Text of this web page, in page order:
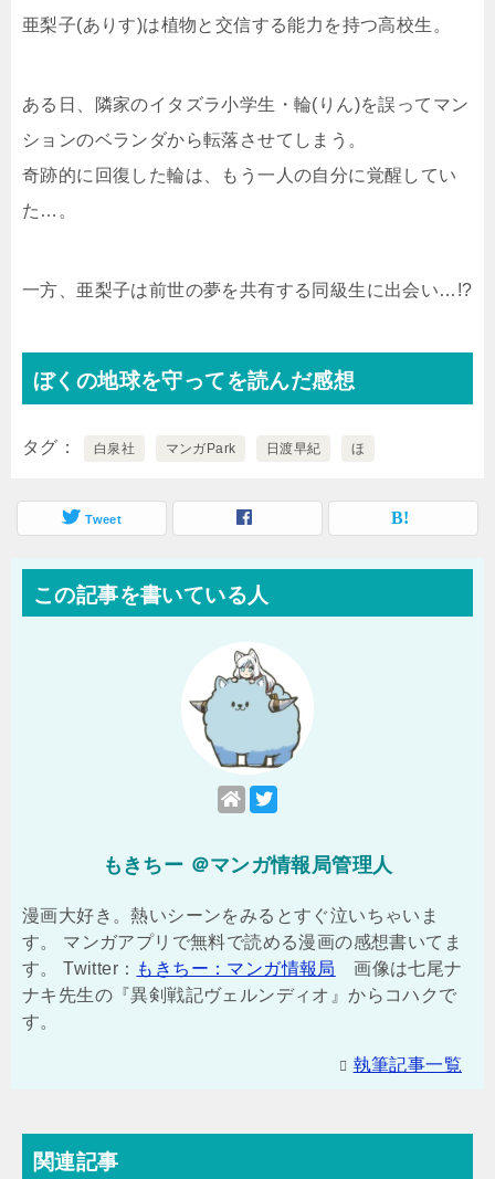
亜梨子(ありす)は植物と交信する能力を持つ高校生。
ある日、隣家のイタズラ小学生・輪(りん)を誤ってマン
ションのベランダから転落させてしまう。
奇跡的に回復した輪は、もう一人の自分に覚醒してい
た…。
一方、亜梨子は前世の夢を共有する同級生に出会い…!?
ぼくの地球を守ってを読んだ感想
タグ 白泉社 マンガPark 日渡早紀 ほ
Tweet
この記事を書いている人
もきちー ＠マンガ情報局管理人
漫画大好き。熱いシーンをみるとすぐ泣いちゃいま
す。 マンガアプリで無料で読める漫画の感想書いてま
す。 Twitter： もきちー：マンガ情報局
画像は七尾ナ
ナキ先生の『異剣戦記ヴェルンディオ』からコハクで
す。
執筆記事一覧
関連記事